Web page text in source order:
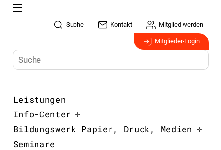
Suche Kontakt Mitglied werden
Mitglieder-Login
Leistungen
Info-Center
Bildungswerk Papier, Druck, Medien
Seminare